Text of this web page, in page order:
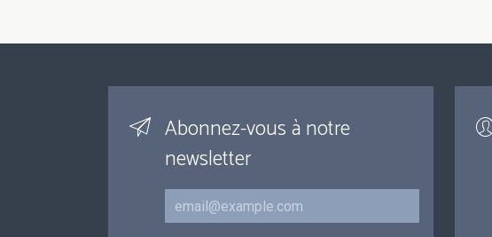
Abonnez-vous à notre
newsletter
Courriel